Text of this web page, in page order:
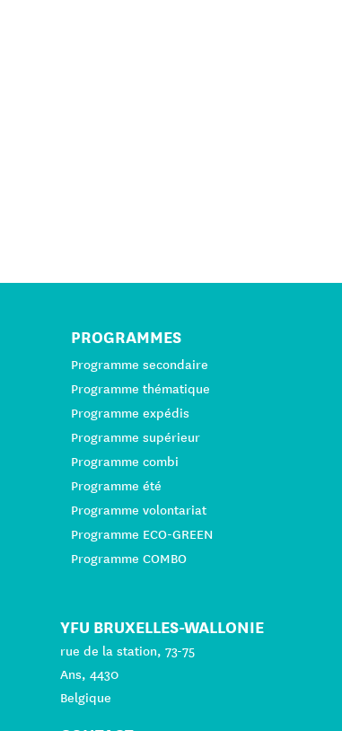
PROGRAMMES
Programme secondaire
Programme thématique
Programme expédis
Programme supérieur
Programme combi
Programme été
Programme volontariat
Programme ECO-GREEN
Programme COMBO
YFU BRUXELLES-WALLONIE
rue de la station, 73-75
Ans, 4430
Belgique